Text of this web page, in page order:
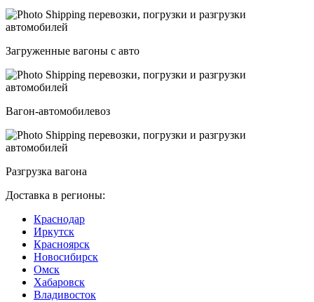
Загруженные вагоны с авто
Вагон-автомобилевоз
Разгрузка вагона
Доставка в регионы:
Краснодар
Иркутск
Красноярск
Новосибирск
Омск
Хабаровск
Владивосток